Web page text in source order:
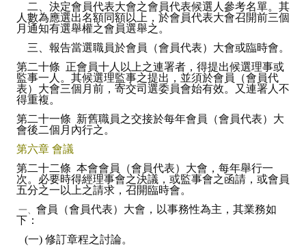
二、決定會員代表大會之會員代表候選人參考名單。其
人數為應選出名額同額以上，於會員代表大會召開前三個
月通知有選舉權之會員選舉之。
三、報告當選職員於會員（會員代表）大會或臨時會。
第二十條 正會員十人以上之連署者，得提出候選理事或
監事一人。其候選理監事之提出，並須於會員（會員代
表）大會三個月前，寄交司選委員會始有效。又連署人不
得重複。
第二十一條 新舊職員之交接於每年會員（會員代表）大
會後二個月內行之。
第六章 會議
第二十二條 本會會員（會員代表）大會，每年舉行一
次。必要時得經理事會之決議，或監事會之函請，或會員
五分之一以上之請求，召開臨時會。
一、 會員（會員代表）大會，以事務性為主，其業務如
下：
(一) 修訂章程之討論。